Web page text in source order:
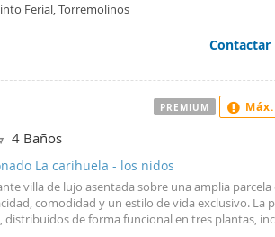
* 3 dormitorios. * Amplio salón. * 2
* Parking privado. * Gran trastero. * Amplios
las comodidades, 15 min de la playa y con
2.500 €/mes. Fianza: 3 meses. Entrada: 1 mes
de solvencia económica.
Ferial, Torremolinos
Contactar
4 Baños
La carihuela - los nidos
villa de lujo asentada sobre una amplia parcela
comodidad y un estilo de vida exclusivo. La
distribuidos de forma funcional en tres plantas,
PREMIUM